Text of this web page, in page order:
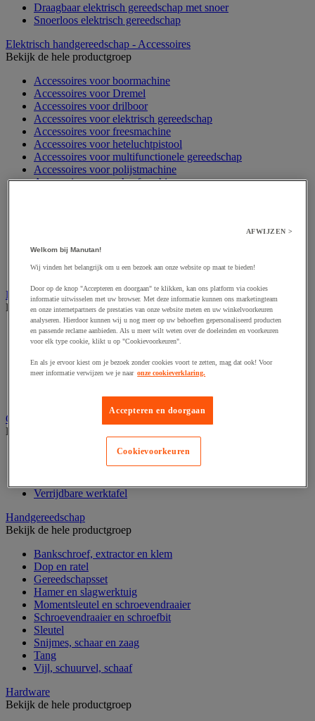
Draagbaar elektrisch gereedschap met snoer
Snoerloos elektrisch gereedschap
Elektrisch handgereedschap - Accessoires
Bekijk de hele productgroep
Accessoires voor boormachine
Accessoires voor Dremel
Accessoires voor drilboor
Accessoires voor elektrisch gereedschap
Accessoires voor freesmachine
Accessoires voor heteluchtpistool
Accessoires voor multifunctionele gereedschap
Accessoires voor polijstmachine
Accessoires voor schaafmachine
Accessoires voor snij-schuurmachine
Accessoires voor zaag
Elektrische toebehoren en verlichting
Bekijk de hele productgroep
Accessoires voor elektrisch schakelpaneel
Batterij, oplader en kabel
Elektrische uitrusting
Wandcontactdoos en schakelaar
Gereedschap opbergen
Bekijk de hele productgroep
Assortimentsdoos en gereedschapkoffer
Gereedschapskist en opbergtas
Verrijdbare werktafel
Handgereedschap
Bekijk de hele productgroep
Bankschroef, extractor en klem
Dop en ratel
Gereedschapsset
Hamer en slagwerktuig
Momentsleutel en schroevendraaier
Schroevendraaier en schroefbit
Sleutel
Snijmes, schaar en zaag
Tang
Vijl, schuurvel, schaaf
Hardware
Bekijk de hele productgroep
AFWIJZEN >
Welkom bij Manutan!
Wij vinden het belangrijk om u een bezoek aan onze website op maat te bieden!
Door op de knop "Accepteren en doorgaan" te klikken, kan ons platform via cookies
informatie uitwisselen met uw browser. Met deze informatie kunnen ons marketingteam
en onze internetpartners de prestaties van onze website meten en uw winkelvoorkeuren
analyseren. Hierdoor kunnen wij u nog meer op uw behoeften gepersonaliseerd producten
en passende reclame aanbieden. Als u meer wilt weten over de doeleinden en voorkeuren
voor elk type cookie, klikt u op "Cookievoorkeuren".
En als je ervoor kiest om je bezoek zonder cookies voort te zetten, mag dat ook! Voor
meer informatie verwijzen we je naar onze cookieverklaring.
Accepteren en doorgaan
Cookievoorkeuren